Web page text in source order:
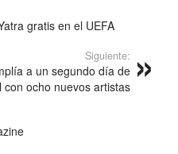
gratis en el UEFA
Siguiente:
a un segundo día de
con ocho nuevos artistas